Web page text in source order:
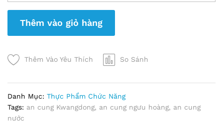
Ngưu
Hoàng
Kwangdong
Dạng
Hộp
50ml
quantity
Thêm vào giỏ hàng
Thêm Vào Yêu Thích So Sánh
Danh Mục: Thực Phẩm Chức Năng
Tags: an cung Kwangdong, an cung ngưu hoàng, an cung
nước